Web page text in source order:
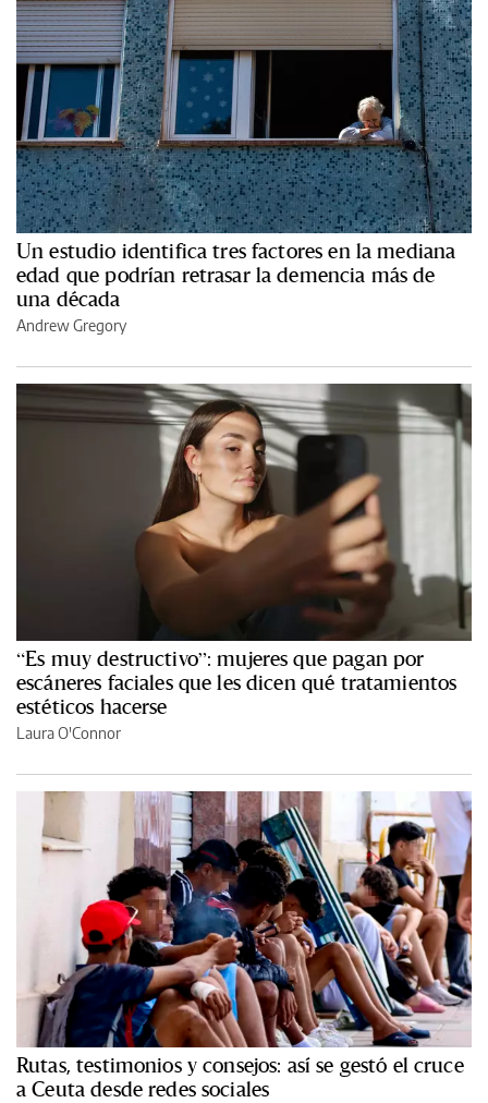
Un estudio identifica tres factores en la mediana
edad que podrían retrasar la demencia más de
una década
Andrew Gregory
“Es muy destructivo”: mujeres que pagan por
escáneres faciales que les dicen qué tratamientos
estéticos hacerse
Laura O'Connor
Rutas, testimonios y consejos: así se gestó el cruce
a Ceuta desde redes sociales